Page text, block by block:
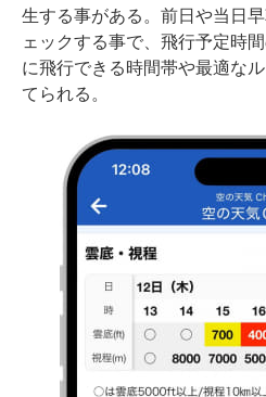
生する事がある。前日や当日
ェックする事で、飛行予定時
に飛行できる時間帯や最適な
てられる。